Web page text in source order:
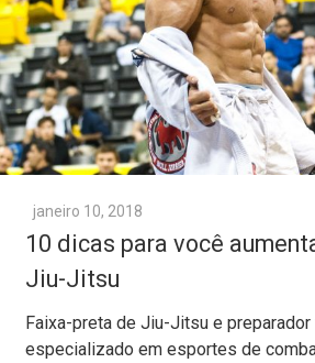
janeiro 10, 2018
10 dicas para você
Jiu-Jitsu
Faixa-preta de Jiu-Jitsu e
especializado em esportes de